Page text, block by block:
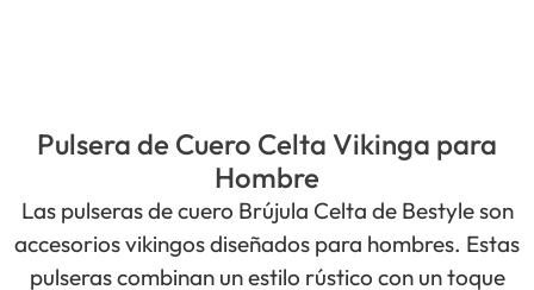
Pulsera de Cuero Celta Vikinga para
Hombre
Las pulseras de cuero Brújula Celta de Bestyle son
accesorios vikingos diseñados para hombres. Estas
pulseras combinan un estilo rústico con un toque